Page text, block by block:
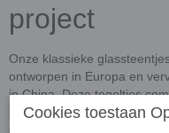
project
Onze klassieke
ontworpen in Europa en
in China. Deze tegeltjes
bieden eindeloze
decoratieve toepassingen.
Cookies toestaan